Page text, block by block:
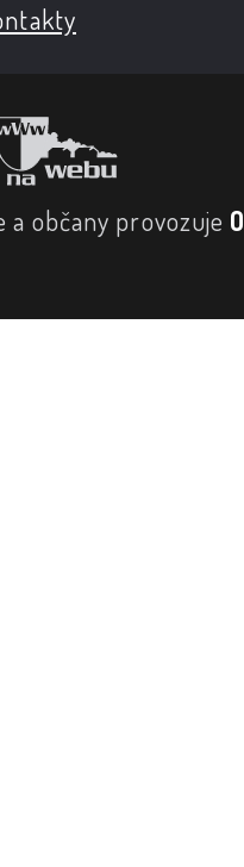
a občany provozuje